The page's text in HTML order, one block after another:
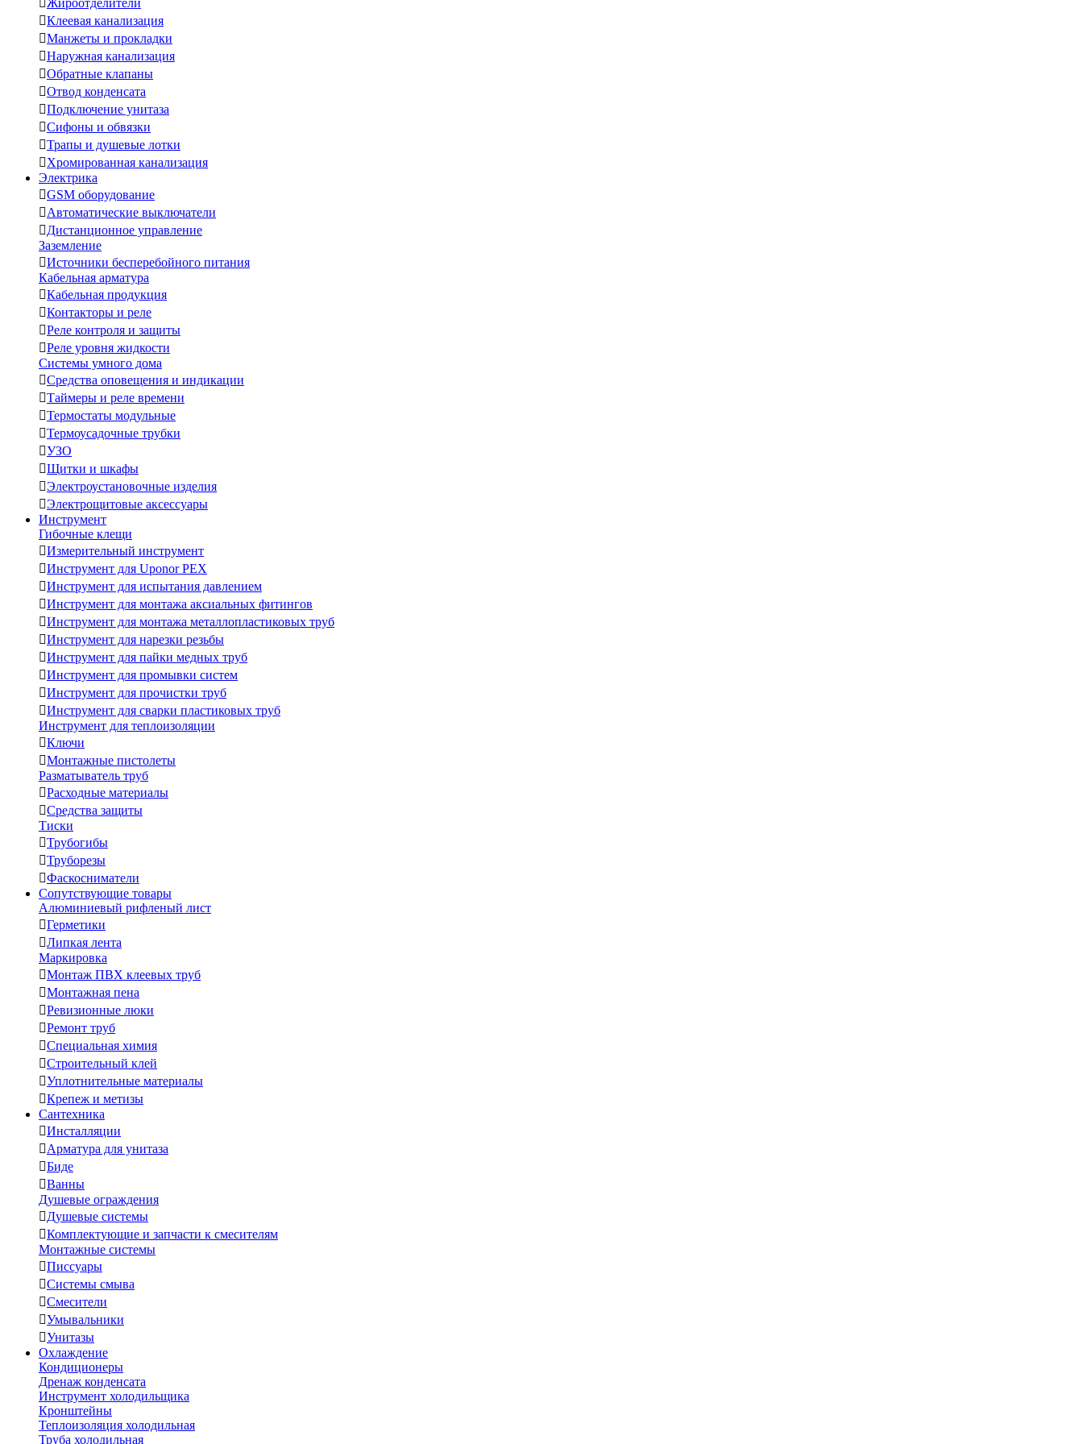
Жироотделители
Клеевая канализация
Манжеты и прокладки
Наружная канализация
Обратные клапаны
Отвод конденсата
Подключение унитаза
Сифоны и обвязки
Трапы и душевые лотки
Хромированная канализация
Электрика
GSM оборудование
Автоматические выключатели
Дистанционное управление
Заземление
Источники бесперебойного питания
Кабельная арматура
Кабельная продукция
Контакторы и реле
Реле контроля и защиты
Реле уровня жидкости
Системы умного дома
Средства оповещения и индикации
Таймеры и реле времени
Термостаты модульные
Термоусадочные трубки
УЗО
Щитки и шкафы
Электроустановочные изделия
Электрощитовые аксессуары
Инструмент
Гибочные клещи
Измерительный инструмент
Инструмент для Uponor PEX
Инструмент для испытания давлением
Инструмент для монтажа аксиальных фитингов
Инструмент для монтажа металлопластиковых труб
Инструмент для нарезки резьбы
Инструмент для пайки медных труб
Инструмент для промывки систем
Инструмент для прочистки труб
Инструмент для сварки пластиковых труб
Инструмент для теплоизоляции
Ключи
Монтажные пистолеты
Разматыватель труб
Расходные материалы
Средства защиты
Тиски
Трубогибы
Труборезы
Фаскосниматели
Сопутствующие товары
Алюминиевый рифленый лист
Герметики
Липкая лента
Маркировка
Монтаж ПВХ клеевых труб
Монтажная пена
Ревизионные люки
Ремонт труб
Специальная химия
Строительный клей
Уплотнительные материалы
Крепеж и метизы
Сантехника
Инсталляции
Арматура для унитаза
Биде
Ванны
Душевые ограждения
Душевые системы
Комплектующие и запчасти к смесителям
Монтажные системы
Писсуары
Системы смыва
Смесители
Умывальники
Унитазы
Охлаждение
Кондиционеры
Дренаж конденсата
Инструмент холодильщика
Кронштейны
Теплоизоляция холодильная
Труба холодильная